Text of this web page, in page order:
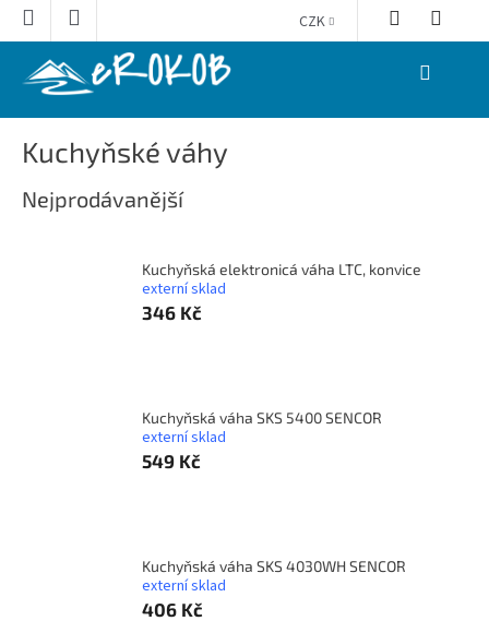
Přejít
CZK
NÁKUPNÍ
Kuchyňské váhy
Nejprodávanější
Kuchyňská elektronicá váha LTC, konvice
externí sklad
346 Kč
Kuchyňská váha SKS 5400 SENCOR
externí sklad
549 Kč
Kuchyňská váha SKS 4030WH SENCOR
externí sklad
406 Kč